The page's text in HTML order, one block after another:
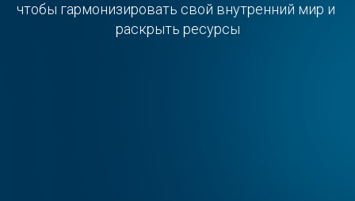
чтобы гармонизировать свой внутренний мир и
раскрыть ресурсы